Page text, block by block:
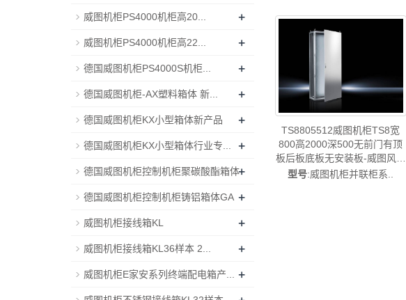
TS8805512威图机柜TS8宽
800高2000深500无前门有顶
板后板底板无安装板-威图风扇
威图风扇TS8805.512
型号:威图机柜并联柜系..
威图机柜PS4000机柜高20... +
威图机柜PS4000机柜高22... +
德国威图机柜PS4000S机柜... +
德国威图机柜-AX塑料箱体 新... +
德国威图机柜KX小型箱体新产品 +
德国威图机柜KX小型箱体行业专... +
德国威图机柜控制机柜聚碳酸酯箱体+
德国威图机柜控制机柜铸铝箱体GA +
威图机柜接线箱KL +
威图机柜接线箱KL36样本 2... +
威图机柜E家安系列终端配电箱产... +